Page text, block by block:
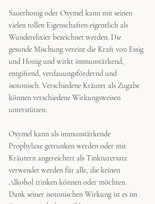
Sauerhonig oder Oxymel kann mit seinen
vielen tollen Eigenschaften eigentlich als
Wunderelixier bezeichnet werden. Die
gesunde Mischung vereint die Kraft von Essig
und Honig und wirkt immunstärkend,
entgiftend, verdauungsfördernd und
isotonisch. Verschiedene Kräuter als Zugabe
können verschiedene Wirkungsweisen
unterstützen.
Oxymel kann als immunstärkende
Prophylaxe getrunken werden oder mit
Kräutern angereichert als Tinkturersatz
verwendet werden für alle, die keinen
Alkohol trinken können oder möchten.
Dank seiner isotonischen Wirkung ist es im